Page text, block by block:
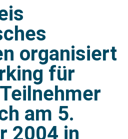
organisiert
für
am 5.
2004 in